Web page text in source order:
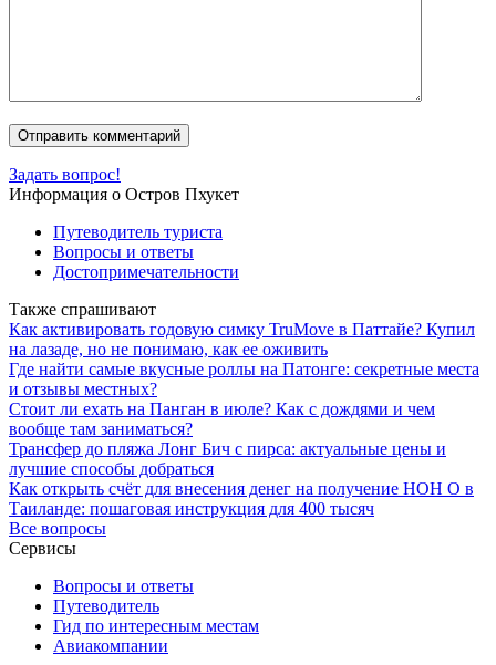
Задать вопрос!
Информация о Остров Пхукет
Путеводитель туриста
Вопросы и ответы
Достопримечательности
Также спрашивают
Как активировать годовую симку TruMove в Паттайе? Купил
на лазаде, но не понимаю, как ее оживить
Где найти самые вкусные роллы на Патонге: секретные места
и отзывы местных?
Стоит ли ехать на Панган в июле? Как с дождями и чем
вообще там заниматься?
Трансфер до пляжа Лонг Бич с пирса: актуальные цены и
лучшие способы добраться
Как открыть счёт для внесения денег на получение НОН О в
Таиланде: пошаговая инструкция для 400 тысяч
Все вопросы
Сервисы
Вопросы и ответы
Путеводитель
Гид по интересным местам
Авиакомпании